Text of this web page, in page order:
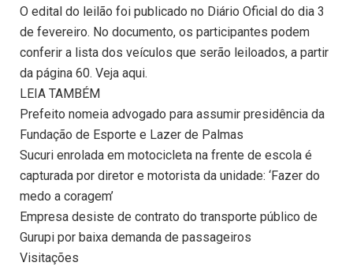
O edital do leilão foi publicado no Diário Oficial do dia 3
de fevereiro. No documento, os participantes podem
conferir a lista dos veículos que serão leiloados, a partir
da página 60. Veja aqui.
LEIA TAMBÉM
Prefeito nomeia advogado para assumir presidência da
Fundação de Esporte e Lazer de Palmas
Sucuri enrolada em motocicleta na frente de escola é
capturada por diretor e motorista da unidade: ‘Fazer do
medo a coragem’
Empresa desiste de contrato do transporte público de
Gurupi por baixa demanda de passageiros
Visitações